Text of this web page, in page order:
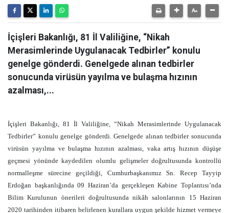
İçişleri Bakanlığı, 81 İl Valiliğine, “Nikah
Merasimlerinde Uygulanacak Tedbirler” konulu
genelge gönderdi. Genelgede alınan tedbirler
sonucunda virüsün yayılma ve bulaşma hızının
azalması,...
İçişleri Bakanlığı, 81 İl Valiliğine, “Nikah Merasimlerinde Uygulanacak
Tedbirler” konulu genelge gönderdi. Genelgede alınan tedbirler sonucunda
virüsün yayılma ve bulaşma hızının azalması, vaka artış hızının düşüşe
geçmesi yönünde kaydedilen olumlu gelişmeler doğrultusunda kontrollü
normalleşme sürecine geçildiği, Cumhurbaşkanımız Sn. Recep Tayyip
Erdoğan başkanlığında 09 Haziran’da gerçekleşen Kabine Toplantısı’nda
Bilim Kurulunun önerileri doğrultusunda nikâh salonlarının 15 Haziran
2020 tarihinden itibaren belirlenen kurallara uygun şekilde hizmet vermeye